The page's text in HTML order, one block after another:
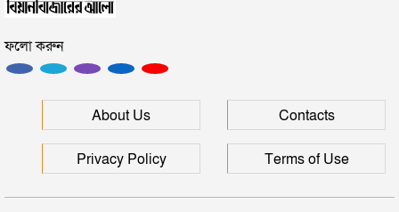
আগাম জামিনের পর স্ত্রী-সন্তানসহ ৪ জনকে খুন, পলাতক
হাইকোর্টের রায়: সংবিধানে ফিরলো গণভোট ও তত্ত্বাবধায়ক
সাবেক এমপি আশিকা সুলতানা কারাগারে
৩২ হাজার সরকারি প্রাথমিক স্কুলে প্রধান শিক্ষক নিয়োগে
বাংলাদেশি নিহত
সিলেটে আরও ৩ জনের প্রাণহানী, পরিস্থিতি এখনো ভয়াবহ
ফলো করুন
About Us Contacts
Privacy Policy Terms of Use